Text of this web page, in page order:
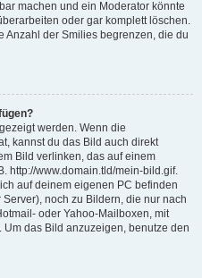
machen und ein Moderator könnte
oder gar komplett löschen.
Anzahl der Smilies begrenzen, die du
werden. Wenn die
kannst du das Bild auch direkt
Bild verlinken, das auf einem
http://www.domain.tld/mein-bild.gif.
auf deinem eigenen PC befinden
noch zu Bildern, die nur nach
oder Yahoo-Mailboxen, mit
das Bild anzuzeigen, benutze den